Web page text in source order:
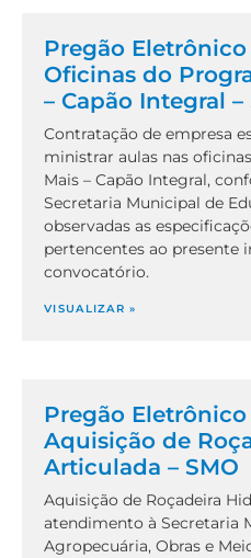
Pregão Eletrônico
Oficinas do
– Capão Integral –
Contratação de empresa
ministrar aulas nas
Mais – Capão Integral,
Secretaria Municipal de
observadas as
pertencentes ao presente
convocatório.
VISUALIZAR »
Pregão Eletrônico
Aquisição de
Articulada – SMO
Aquisição de Roçadeira
atendimento à Secretaria
Agropecuária, Obras e